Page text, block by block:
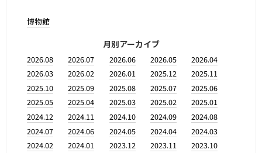
博物館
月別アーカイブ
2026.08 2026.07 2026.06 2026.05
2026.04
2026.03
2026.02 2026.01 2025.12
2025.11
2025.10
2025.09 2025.08 2025.07
2025.06
2025.05
2025.04 2025.03 2025.02
2025.01
2024.12
2024.11 2024.10 2024.09
2024.08
2024.07
2024.06 2024.05 2024.04
2024.03
2024.02
2024.01 2023.12 2023.11
2023.10